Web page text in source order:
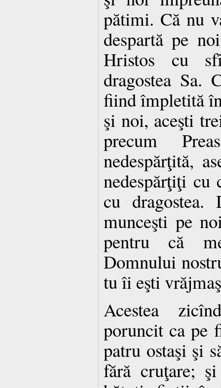
pătimi. Că nu
despartă pe
Hristos cu
dragostea Sa.
fiind împletită
şi noi, aceşti
precum
nedespărţită,
nedespărţiţi cu
cu dragostea.
munceşti pe
pentru că
Domnului
tu îi eşti
Acestea
poruncit ca pe
patru ostaşi şi
fără cruţare;